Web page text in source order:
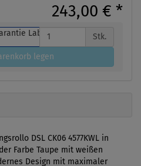
243,00 € *
Stk.
legen
DSL CK06 4577KWL in
Farbe Taupe mit weißen
Design mit maximaler